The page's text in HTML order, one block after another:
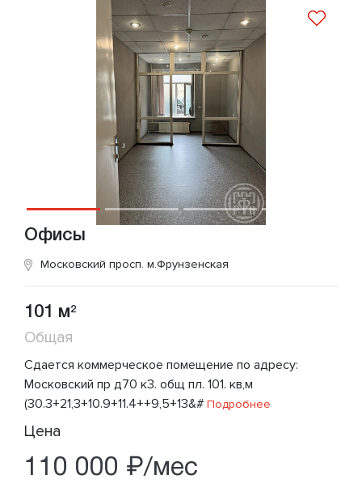
Офисы
Московский просп. м.Фрунзенская
101 м2
Общая
Сдается коммерческое помещение по адресу:
Московский пр д70 к3. общ пл. 101. кв,м
(30.3+21,3+10.9+11.4++9,5+13&# Подробнее
Цена
110 000 ₽/мес